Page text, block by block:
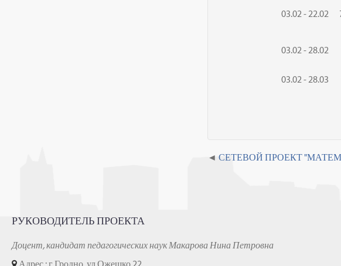
03.02 - 22.02
03.02 - 28.02
03.02 - 28.03
СЕТЕВОЙ ПРОЕКТ
РУКОВОДИТЕЛЬ ПРОЕКТА
Доцент, кандидат педагогических наук Макарова Нина Петровна